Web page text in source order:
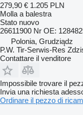
279,90 € 1.205 PLN
Molla a balestra
Stato nuovo
26611900 Nr OE:
Polonia, Grudziądz
P.W. Tir-Serwis-Res
Contattare il venditore
Impossibile trovare il
Invia una richiesta
Ordinare il pezzo di